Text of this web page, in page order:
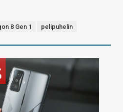
8 Gen 1 pelipuhelin